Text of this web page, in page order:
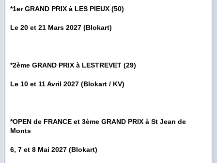
*1er GRAND PRIX à LES PIEUX (50)
Le 20 et 21 Mars 2027 (Blokart)
*2ème GRAND PRIX à LESTREVET (29)
Le 10 et 11 Avril 2027 (Blokart / KV)
*OPEN de FRANCE et 3ème GRAND PRIX à St Jean de
Monts
6, 7 et 8 Mai 2027 (Blokart)